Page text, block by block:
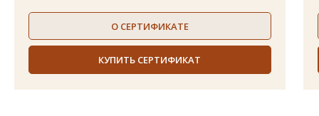
О СЕРТИФИКАТЕ
КУПИТЬ СЕРТИФИКАТ